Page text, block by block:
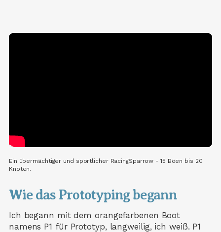
Ein übermächtiger und sportlicher RacingSparrow - 15 Böen bis 20
Knoten.
Wie das Prototyping begann
Ich begann mit dem orangefarbenen Boot
namens P1 für Prototyp, langweilig, ich weiß. P1